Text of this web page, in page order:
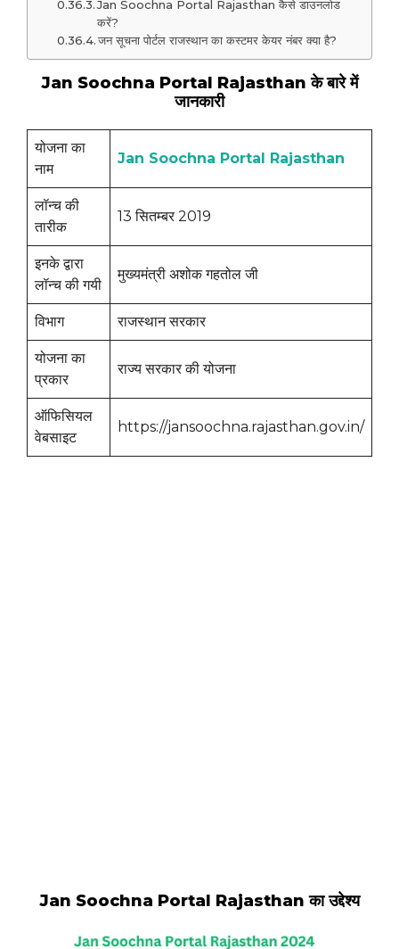
Jan Soochna Portal Rajasthan कैसे डाउनलोड
करें?
जन सूचना पोर्टल राजस्थान का कस्टमर केयर नंबर क्या है?
Jan Soochna Portal Rajasthan के बारे में
जानकारी
योजना का
नाम
Jan Soochna Portal Rajasthan
लॉन्च की
तारीक
13 सितम्बर 2019
इनके द्वारा
लॉन्च की गयी
मुख्यमंत्री अशोक गहतोल जी
विभाग राजस्थान सरकार
योजना का
प्रकार
राज्य सरकार की योजना
ऑफिसियल
वेबसाइट
https://jansoochna.rajasthan.gov.in/
Jan Soochna Portal Rajasthan का उद्देश्य